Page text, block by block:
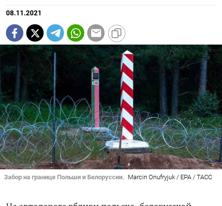
08.11.2021
Забор на границе Польши и Белоруссии. Marcin Onufryjuk / EPA / ТАСС